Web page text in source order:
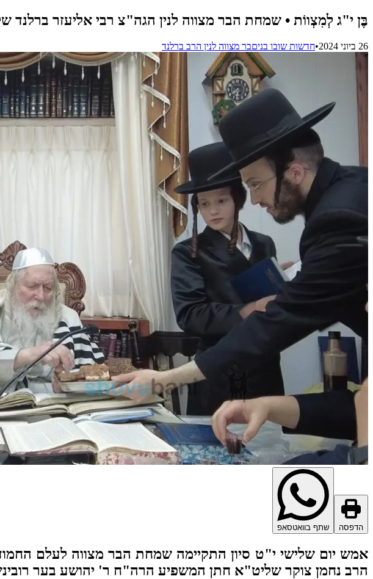
בֶּן י"ג לְמִצְווֹת • שמחת הבר מצווה לנין הגה"צ רבי אליעזר ברלנד
26 ביוני 2024 •חדשות שובו בניםבר מצווה לנין הרב ברלנד
הדפסה שתף בוואטסאפ
אמש יום שלישי י"ט סיון התקיימה שמחת הבר מצווה לעלם
הרב נחמן צוקר שליט"א חתן המשפיע הרה"ח ר' יהושע בער